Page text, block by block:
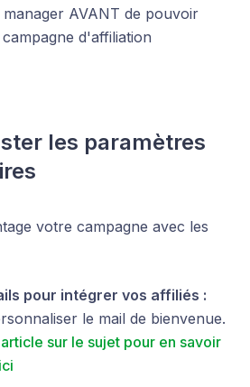
AVANT de pouvoir
d'affiliation
les paramètres
votre campagne avec les
pour intégrer vos affiliés :
le mail de bienvenue.
sur le sujet pour en savoir